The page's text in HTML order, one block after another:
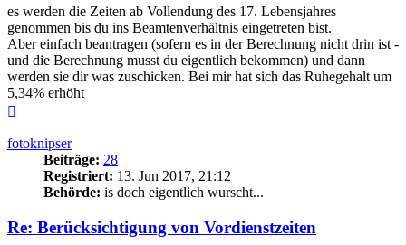
es werden die Zeiten ab Vollendung des 17. Lebensjahres
genommen bis du ins Beamtenverhältnis eingetreten bist.
Aber einfach beantragen (sofern es in der Berechnung nicht drin ist -
und die Berechnung musst du eigentlich bekommen) und dann
werden sie dir was zuschicken. Bei mir hat sich das Ruhegehalt um
5,34% erhöht
fotoknipser
Beiträge: 28
Registriert: 13. Jun 2017, 21:12
Behörde: is doch eigentlich wurscht...
Re: Berücksichtigung von Vordienstzeiten